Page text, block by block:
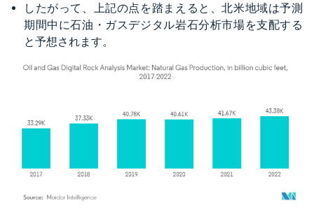
したがって、上記の点を踏まえると、北米地域は予測
期間中に石油・ガスデジタル岩石分析市場を支配する
と予想されます。